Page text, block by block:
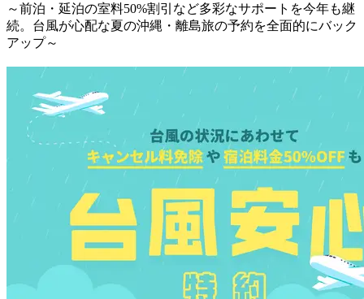
～前泊・延泊の室料50%割引など多彩なサポートを今年も継
続。台風が心配な夏の沖縄・離島旅の予約を全面的にバック
アップ～